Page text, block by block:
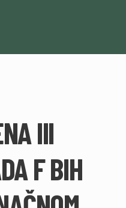
III
F BIH